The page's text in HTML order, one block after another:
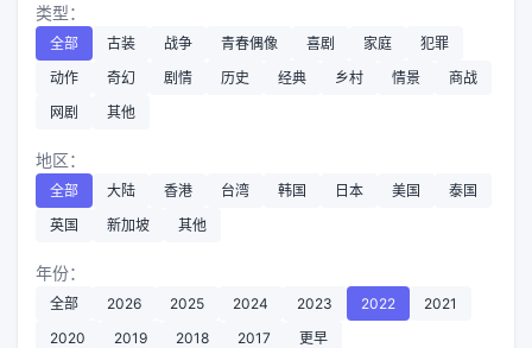
类型：
全部 古装 战争 青春偶像 喜剧 家庭
犯罪
动作
奇幻 剧情 历史 经典 乡村 情景
商战
网剧
其他
地区：
全部 大陆 香港 台湾 韩国 日本 美国
泰国
英国
新加坡 其他
年份：
全部 2026 2025 2024 2023 2022
2021
2020
2019 2018 2017 更早